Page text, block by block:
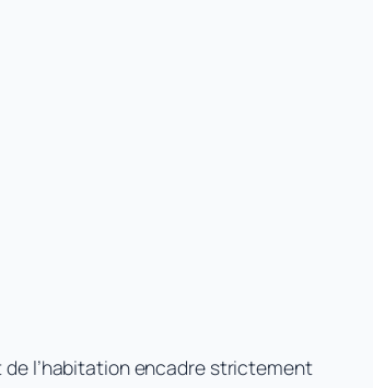
l’habitation encadre strictement